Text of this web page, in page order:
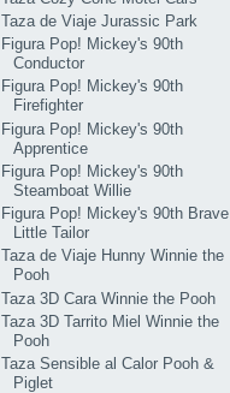
Taza de Viaje Jurassic Park
Figura Pop! Mickey's 90th
Conductor
Figura Pop! Mickey's 90th
Firefighter
Figura Pop! Mickey's 90th
Apprentice
Figura Pop! Mickey's 90th
Steamboat Willie
Figura Pop! Mickey's 90th Brave
Little Tailor
Taza de Viaje Hunny Winnie the
Pooh
Taza 3D Cara Winnie the Pooh
Taza 3D Tarrito Miel Winnie the
Pooh
Taza Sensible al Calor Pooh &
Piglet